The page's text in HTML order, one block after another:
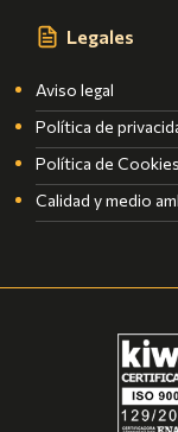
Legales
Aviso legal
Política de
Política de Cookies
Calidad y medio